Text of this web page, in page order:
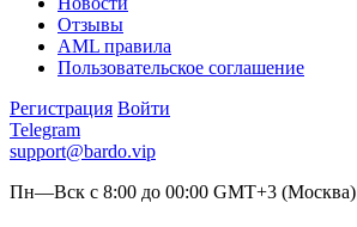
Отзывы
AML правила
Пользовательское соглашение
Регистрация Войти
Telegram
support@bardo.vip
Пн—Вск с 8:00 до 00:00 GMT+3 (Москва)